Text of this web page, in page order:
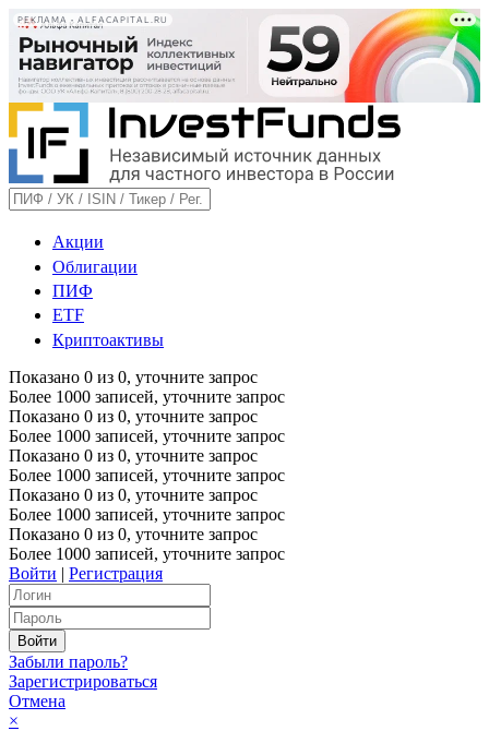
РЕКЛАМА • ALFACAPITAL.RU
Акции
Облигации
ПИФ
ETF
Криптоактивы
Показано 0 из 0, уточните запрос
Более 1000 записей, уточните запрос
Показано 0 из 0, уточните запрос
Более 1000 записей, уточните запрос
Показано 0 из 0, уточните запрос
Более 1000 записей, уточните запрос
Показано 0 из 0, уточните запрос
Более 1000 записей, уточните запрос
Показано 0 из 0, уточните запрос
Более 1000 записей, уточните запрос
Войти | Регистрация
Забыли пароль?
Зарегистрироваться
Отмена
×